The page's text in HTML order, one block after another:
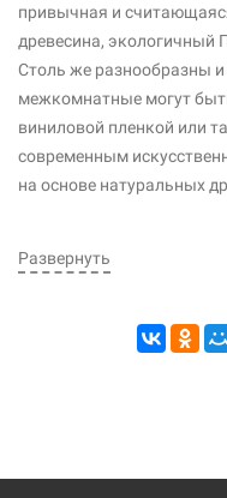
привычная и
древесина,
Столь же разнообразны
межкомнатные могут
виниловой пленкой или
современным
на основе натуральных
Развернуть